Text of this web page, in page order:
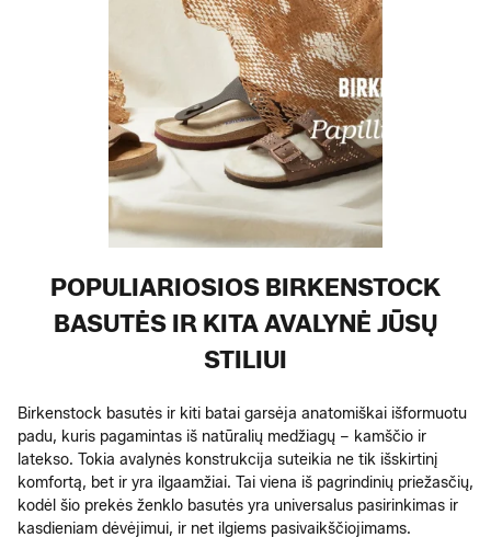
POPULIARIOSIOS BIRKENSTOCK
BASUTĖS IR KITA AVALYNĖ JŪSŲ
STILIUI
Birkenstock basutės ir kiti batai garsėja anatomiškai išformuotu
padu, kuris pagamintas iš natūralių medžiagų – kamščio ir
latekso. Tokia avalynės konstrukcija suteikia ne tik išskirtinį
komfortą, bet ir yra ilgaamžiai. Tai viena iš pagrindinių priežasčių,
kodėl šio prekės ženklo basutės yra universalus pasirinkimas ir
kasdieniam dėvėjimui, ir net ilgiems pasivaikščiojimams.